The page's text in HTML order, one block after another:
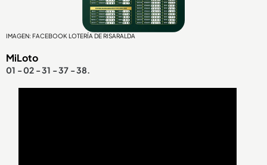
IMAGEN: FACEBOOK LOTERÍA DE RISARALDA
MiLoto
01 - 02 - 31 - 37 - 38.